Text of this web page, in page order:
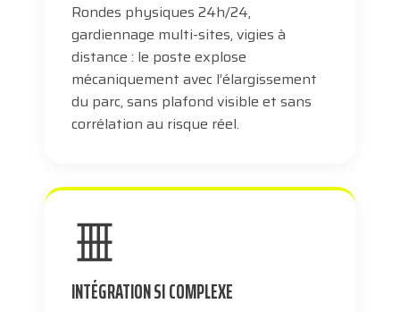
Rondes physiques 24h/24,
gardiennage multi-sites, vigies à
distance : le poste explose
mécaniquement avec l’élargissement
du parc, sans plafond visible et sans
corrélation au risque réel.
INTÉGRATION SI COMPLEXE